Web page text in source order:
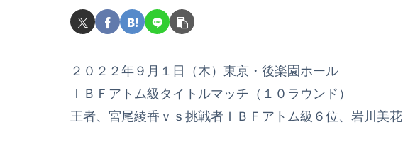
２０２２年９月１日（木）東京・後楽園ホール
ＩＢＦアトム級タイトルマッチ（１０ラウンド）
王者、宮尾綾香ｖｓ挑戦者ＩＢＦアトム級６位、岩川美花